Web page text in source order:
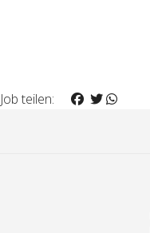
Job teilen: